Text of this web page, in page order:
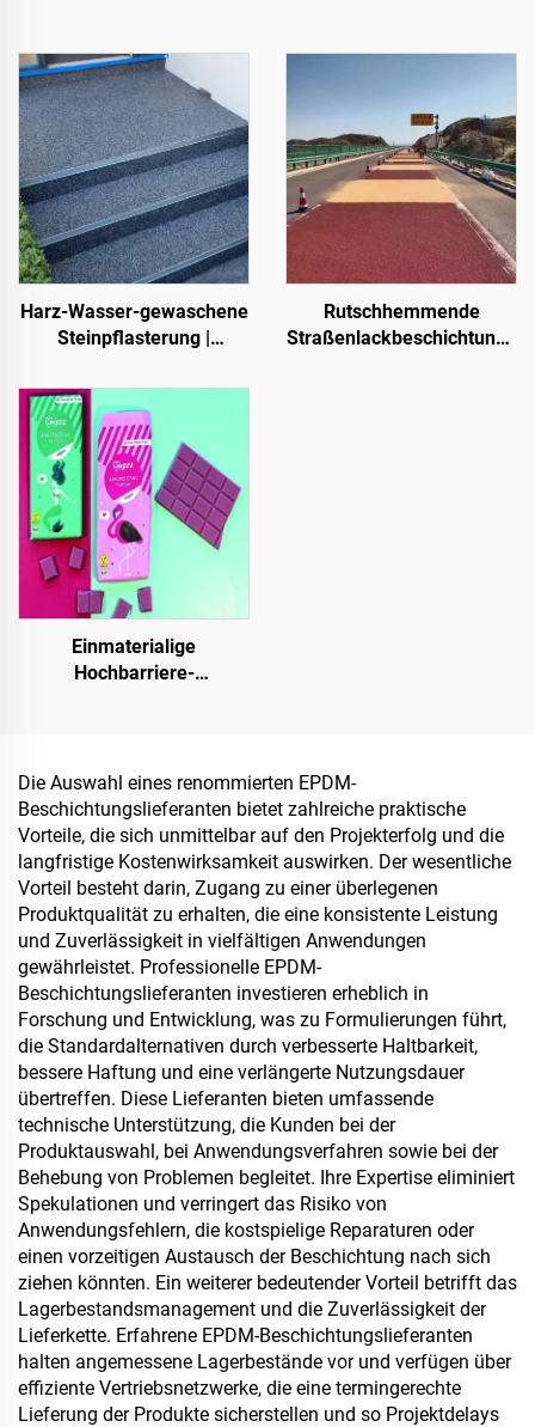
Harz-Wasser-gewaschene
Steinpflasterung |
Kieselsteine, Kristallsteine,
Steinteppich für
gewerbliche und private
Anwendungen
Rutschhemmende
Straßenlackbeschichtung |
Einmaterialige
Hochbarriere-
Kaffee, Nüssen,
Schokolade, Gebäck und
Gewürzen
Die Auswahl eines renommierten EPDM-
Beschichtungslieferanten bietet zahlreiche praktische
Vorteile, die sich unmittelbar auf den Projekterfolg und die
langfristige Kostenwirksamkeit auswirken. Der wesentliche
Vorteil besteht darin, Zugang zu einer überlegenen
Produktqualität zu erhalten, die eine konsistente Leistung
und Zuverlässigkeit in vielfältigen Anwendungen
gewährleistet. Professionelle EPDM-
Beschichtungslieferanten investieren erheblich in
Forschung und Entwicklung, was zu Formulierungen führt,
die Standardalternativen durch verbesserte Haltbarkeit,
bessere Haftung und eine verlängerte Nutzungsdauer
übertreffen. Diese Lieferanten bieten umfassende
technische Unterstützung, die Kunden bei der
Produktauswahl, bei Anwendungsverfahren sowie bei der
Behebung von Problemen begleitet. Ihre Expertise eliminiert
Spekulationen und verringert das Risiko von
Anwendungsfehlern, die kostspielige Reparaturen oder
einen vorzeitigen Austausch der Beschichtung nach sich
ziehen könnten. Ein weiterer bedeutender Vorteil betrifft das
Lagerbestandsmanagement und die Zuverlässigkeit der
Lieferkette. Erfahrene EPDM-Beschichtungslieferanten
halten angemessene Lagerbestände vor und verfügen über
effiziente Vertriebsnetzwerke, die eine termingerechte
Lieferung der Produkte sicherstellen und so Projektdelays